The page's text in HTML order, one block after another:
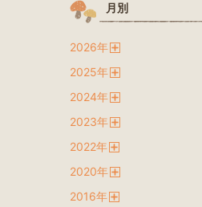
月別
2026年
2025年
2024年
2023年
2022年
2020年
2016年